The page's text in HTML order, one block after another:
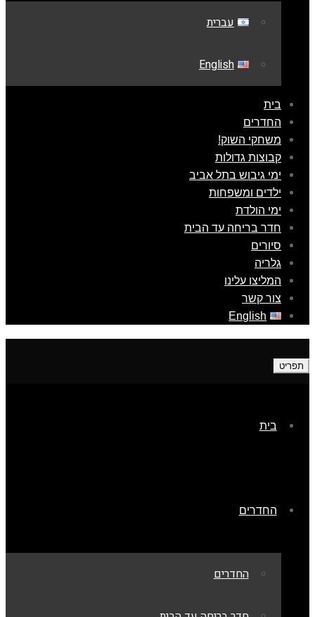
עברית
English
בית
החדרים
משחקי השוק!
קבוצות גדולות
ימי גיבוש בתל אביב
ילדים ומשפחות
ימי הולדת
חדר בריחה עד הבית
סיורים
גלריה
המליצו עלינו
צור קשר
English
תפריט
בית
החדרים
החדרים